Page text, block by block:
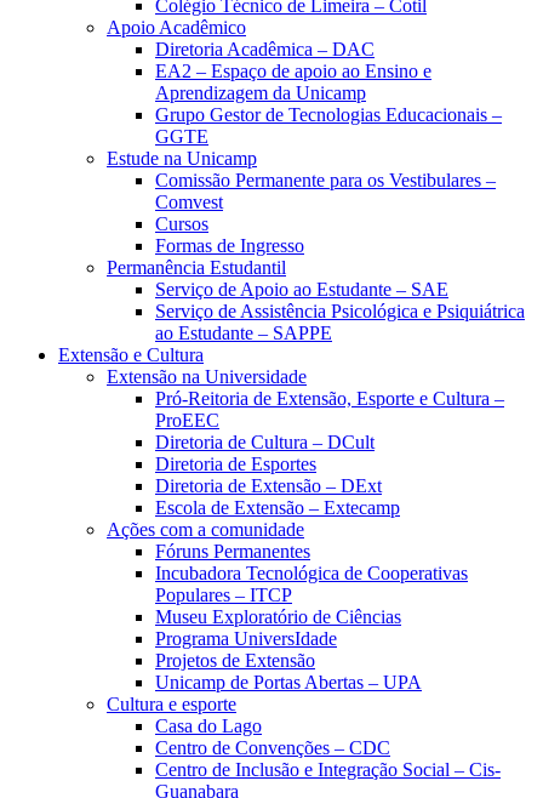
Colégio Técnico de Limeira – Cotil
Apoio Acadêmico
Diretoria Acadêmica – DAC
EA2 – Espaço de apoio ao Ensino e
Aprendizagem da Unicamp
Grupo Gestor de Tecnologias Educacionais –
GGTE
Estude na Unicamp
Comissão Permanente para os Vestibulares –
Comvest
Cursos
Formas de Ingresso
Permanência Estudantil
Serviço de Apoio ao Estudante – SAE
Serviço de Assistência Psicológica e Psiquiátrica
ao Estudante – SAPPE
Extensão e Cultura
Extensão na Universidade
Pró-Reitoria de Extensão, Esporte e Cultura –
ProEEC
Diretoria de Cultura – DCult
Diretoria de Esportes
Diretoria de Extensão – DExt
Escola de Extensão – Extecamp
Ações com a comunidade
Fóruns Permanentes
Incubadora Tecnológica de Cooperativas
Populares – ITCP
Museu Exploratório de Ciências
Programa UniversIdade
Projetos de Extensão
Unicamp de Portas Abertas – UPA
Cultura e esporte
Casa do Lago
Centro de Convenções – CDC
Centro de Inclusão e Integração Social – Cis-
Guanabara